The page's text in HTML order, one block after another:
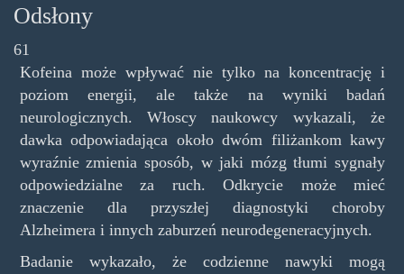
Odsłony
61
Kofeina może wpływać nie tylko na koncentrację i
poziom energii, ale także na wyniki badań
neurologicznych. Włoscy naukowcy wykazali, że
dawka odpowiadająca około dwóm filiżankom kawy
wyraźnie zmienia sposób, w jaki mózg tłumi sygnały
odpowiedzialne za ruch. Odkrycie może mieć
znaczenie dla przyszłej diagnostyki choroby
Alzheimera i innych zaburzeń neurodegeneracyjnych.
Badanie wykazało, że codzienne nawyki mogą